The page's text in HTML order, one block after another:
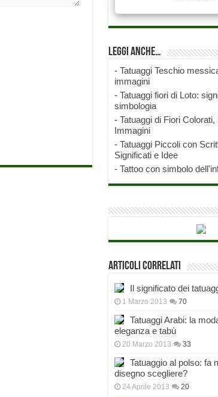
Leggi anche…
- Tatuaggi Teschio
immagini
- Tatuaggi fiori di Loto:
simbologia
- Tatuaggi di Fiori
Immagini
- Tatuaggi Piccoli con
Significati e Idee
- Tattoo con simbolo
Articoli correlati
Il significato dei
1 Marzo 2013 70
Tatuaggi Arabi: la
eleganza e tabù
20 Marzo 2013 33
Tatuaggio al polso: fa
disegno scegliere?
24 Aprile 2013 20